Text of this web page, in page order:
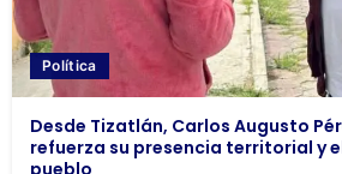
Política
Desde Tizatlán, Carlos Augusto
refuerza su presencia territorial y
pueblo